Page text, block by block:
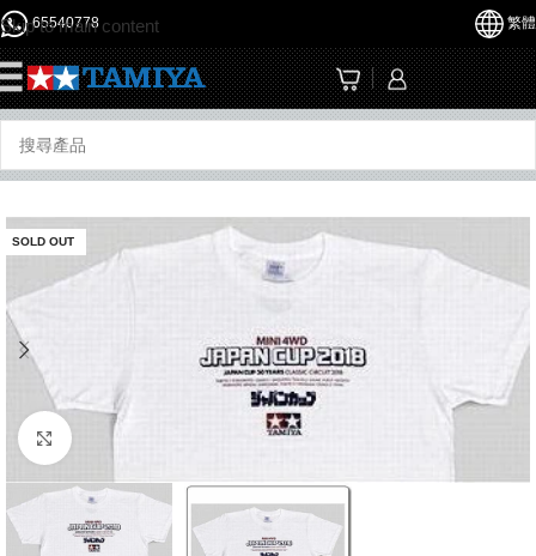
Skip to main content
65540778 繁體
SOLD OUT
Click to enlarge